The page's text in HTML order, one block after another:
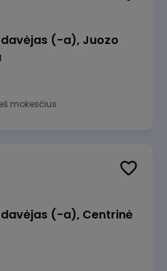
(-a), Juozo
mokesčius
(-a), Centrinė